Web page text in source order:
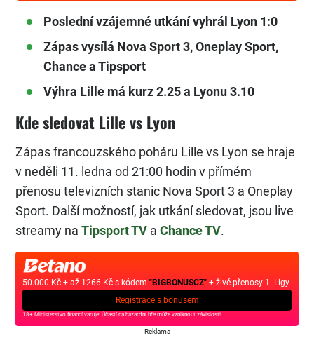
Poslední vzájemné utkání vyhrál Lyon 1:0
Zápas vysílá Nova Sport 3, Oneplay Sport,
Chance a Tipsport
Výhra Lille má kurz 2.25 a Lyonu 3.10
Kde sledovat Lille vs Lyon
Zápas francouzského poháru Lille vs Lyon se hraje
v neděli 11. ledna od 21:00 hodin v přímém
přenosu televizních stanic Nova Sport 3 a Oneplay
Sport. Další možností, jak utkání sledovat, jsou live
streamy na Tipsport TV a Chance TV.
50.000 Kč + až 1266 Kč s kódem "BIGBONUSCZ" + živé přenosy 1. Ligy
Registrace s bonusem
18+ Ministerstvo financí varuje: Účastí na hazardní hře může vzniknout závislost!
Reklama